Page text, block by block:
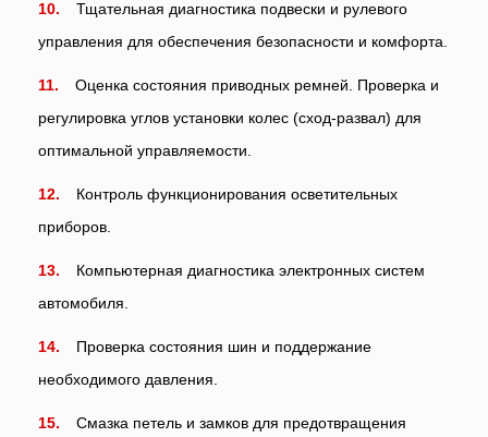
Тщательная диагностика подвески и рулевого
управления для обеспечения безопасности и комфорта.
Оценка состояния приводных ремней. Проверка и
регулировка углов установки колес (сход-развал) для
оптимальной управляемости.
Контроль функционирования осветительных
приборов.
Компьютерная диагностика электронных систем
автомобиля.
Проверка состояния шин и поддержание
необходимого давления.
Смазка петель и замков для предотвращения